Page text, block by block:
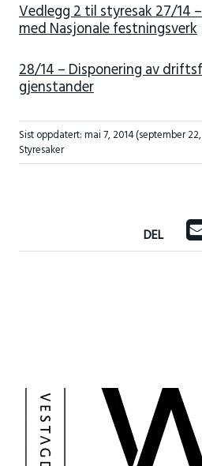
Vedlegg 2 til styresak 27/14
med Nasjonale festningsverk
28/14 – Disponering av
gjenstander
Sist oppdatert:mai 7, 2014(september
Styresaker
DEL